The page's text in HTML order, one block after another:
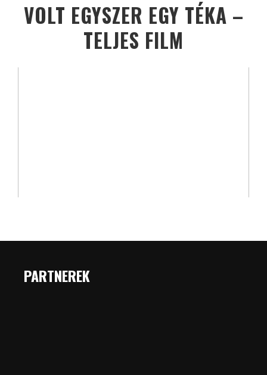
VOLT EGYSZER EGY TÉKA –
TELJES FILM
PARTNEREK